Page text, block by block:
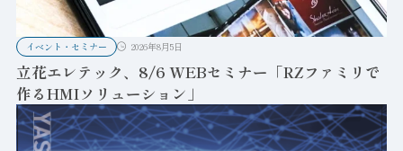
イベント・セミナー 2026年8月5日
立花エレテック、8/6 WEBセミナー「RZファミリで
作るHMIソリューション」